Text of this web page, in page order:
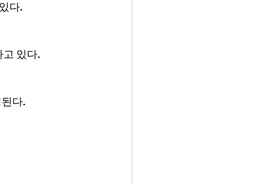
다.
있다.
다.